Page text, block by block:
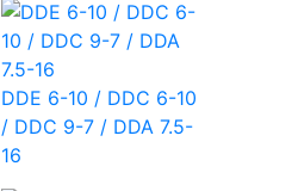
DDE 6-10 / DDC 6-10
/ DDC 9-7 / DDA 7.5-
16